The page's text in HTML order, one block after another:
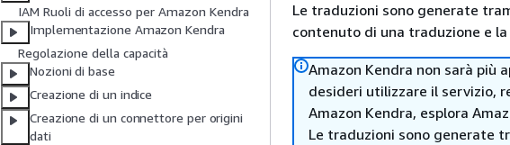
IAM Ruoli di accesso per Amazon Kendra
Implementazione Amazon Kendra
Regolazione della capacità
Nozioni di base
Creazione di un indice
Creazione di un connettore per origini
dati
Le traduzioni sono generate
contenuto di una traduzione e
Amazon Kendra non sarà più
desideri utilizzare il servizio,
Amazon Kendra, esplora
Le traduzioni sono generate